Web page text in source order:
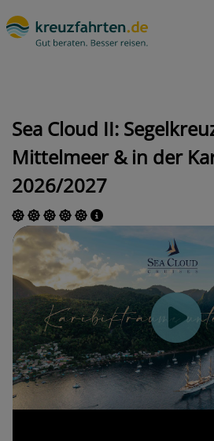
Sea Cloud II:
Mittelmeer & in der
2026/2027